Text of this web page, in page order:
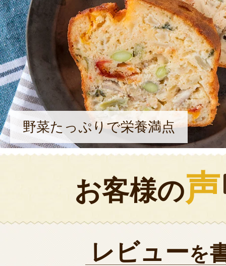
野菜たっぷりで栄養満点
お客様の声
レビューを